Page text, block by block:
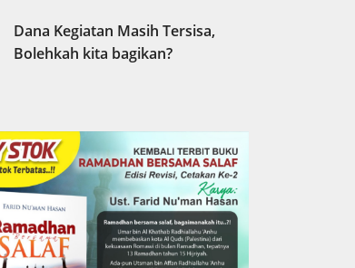
Dana Kegiatan Masih Tersisa,
Bolehkah kita bagikan?